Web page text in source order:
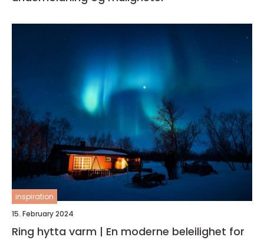
inspiration
15. February 2024
Ring hytta varm | En moderne beleilighet for